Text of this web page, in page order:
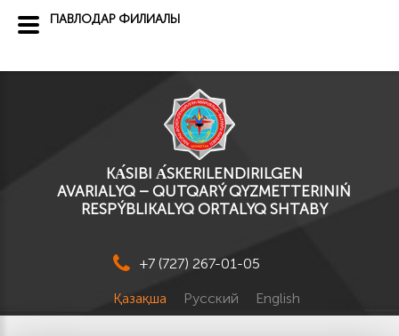
KА́SІBI А́SKERILENDIRILGEN
AVARIALYQ – QUTQARÝ QYZMETTERINIŃ
RESPÝBLIKALYQ ORTALYQ SHTABY
+7 (727) 267-01-05
Қазақша Русский English
ПАВЛОДАР ФИЛИАЛЫ